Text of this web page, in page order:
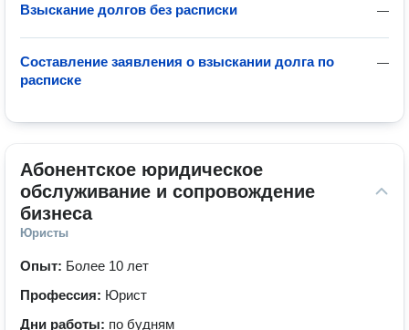
—
Взыскание долгов без расписки
—
Составление заявления о взыскании долга по
расписке
Абонентское юридическое
обслуживание и сопровождение
бизнеса
Юристы
Опыт: Более 10 лет
Профессия: Юрист
Дни работы: по будням